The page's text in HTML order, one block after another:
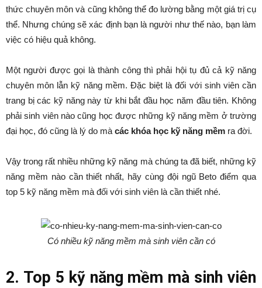
thức chuyên môn và cũng không thể đo lường bằng một giá trị cụ
thể. Nhưng chúng sẽ xác định bạn là người như thế nào, bạn làm
việc có hiệu quả không.
Một người được gọi là thành công thì phải hội tụ đủ cả kỹ năng
chuyên môn lẫn kỹ năng mềm. Đặc biệt là đối với sinh viên cần
trang bị các kỹ năng này từ khi bắt đầu học năm đầu tiên. Không
phải sinh viên nào cũng học được những kỹ năng mềm ở trường
đại học, đó cũng là lý do màcác khóa học kỹ năng mềm ra đời.
Vậy trong rất nhiều những kỹ năng mà chúng ta đã biết, những kỹ
năng mềm nào cần thiết nhất, hãy cùng đội ngũ Beto điểm qua
top 5 kỹ năng mềm mà đối với sinh viên là cần thiết nhé.
Có nhiều kỹ năng mềm mà sinh viên cần có
2. Top 5 kỹ năng mềm mà sinh viên